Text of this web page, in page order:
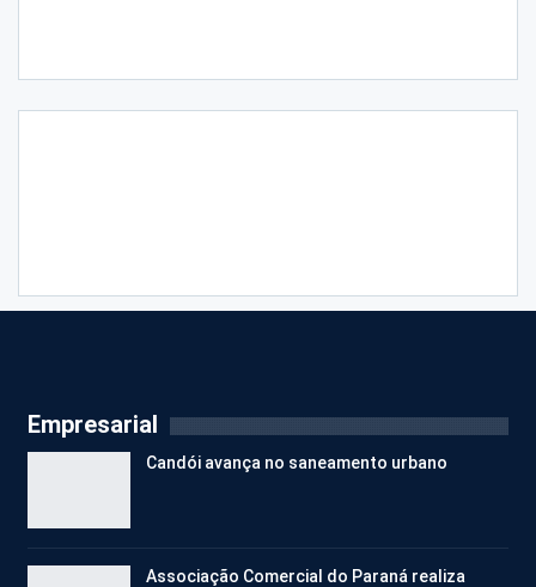
Empresarial
Candói avança no saneamento urbano
Associação Comercial do Paraná realiza